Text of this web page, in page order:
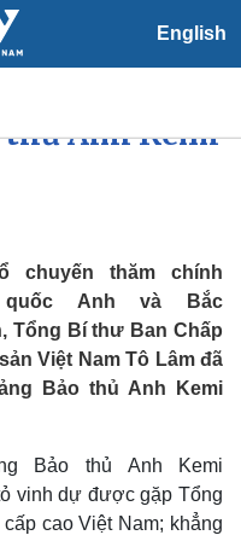
English
Tin 24h
báo thời tiết
Giáo dục
ấn VOV
Việc làm
đảo
hội kiến
Anh Kemi
chuyến thăm chính
Anh và Bắc
Tổng Bí thư Ban Chấp
Việt Nam Tô Lâm đã
Bảo thủ Anh Kemi
Bảo thủ Anh Kemi
vinh dự được gặp Tổng
cao Việt Nam; khẳng